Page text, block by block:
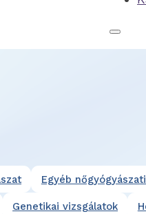
Egyéb
Genetikai vizsgálatok